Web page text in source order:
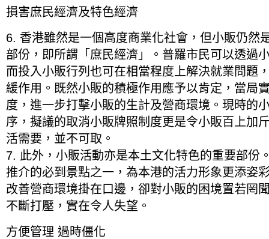
損害庶民經濟及特色經濟
6. 香港雖然是一個高度商業化社會，但小販仍然
部份，即所謂「庶民經濟」。普羅市民可以透過
而投入小販行列也可在相當程度上解決就業問題
緩作用。既然小販的積極作用應予以肯定，當局
度，進一步打擊小販的生計及營商環境。現時的
序，擬議的取消小販牌照制度更是令小販百上加
活需要，並不可取。
7. 此外，小販活動亦是本土文化特色的重要部份
推介的必到景點之一，為本港的活力形象更添姿
改善營商環境掛在口邊，卻對小販的困境置若罔
不斷打壓，實在令人失望。
方便管理 過時僵化